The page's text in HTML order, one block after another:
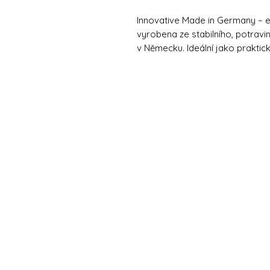
Innovative Made in Germany
vyrobena ze stabilního,
v Německu. Ideální jako